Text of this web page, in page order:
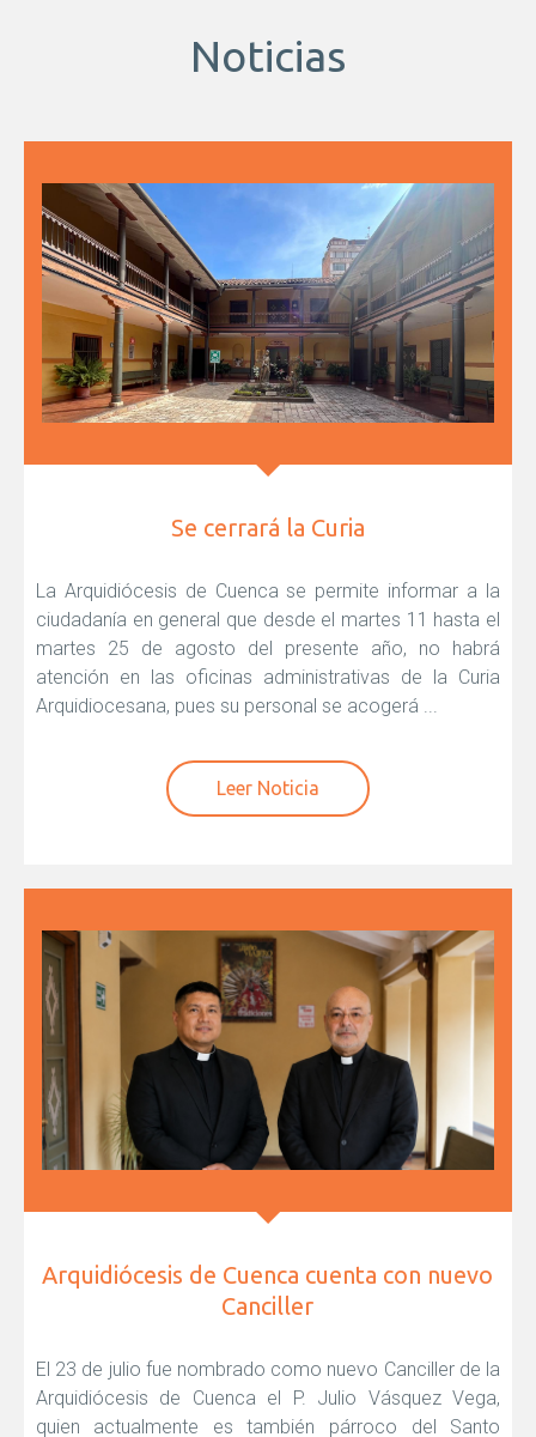
Noticias
Se cerrará la Curia
La Arquidiócesis de Cuenca se permite informar a la
ciudadanía en general que desde el martes 11 hasta el
martes 25 de agosto del presente año, no habrá
atención en las oficinas administrativas de la Curia
Arquidiocesana, pues su personal se acogerá ...
Leer Noticia
Arquidiócesis de Cuenca cuenta con nuevo
Canciller
El 23 de julio fue nombrado como nuevo Canciller de la
Arquidiócesis de Cuenca el P. Julio Vásquez Vega,
quien actualmente es también párroco del Santo